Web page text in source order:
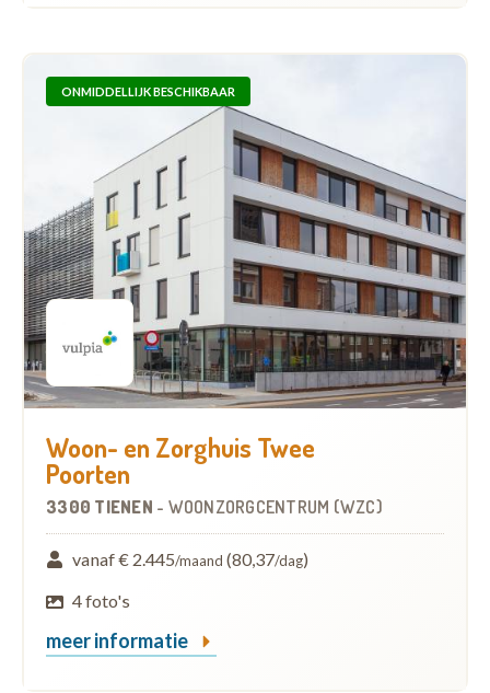
ONMIDDELLIJK BESCHIKBAAR
Woon- en Zorghuis Twee
Poorten
3300 TIENEN - WOONZORGCENTRUM (WZC)
vanaf € 2.445/maand (80,37/dag)
4 foto's
meer informatie